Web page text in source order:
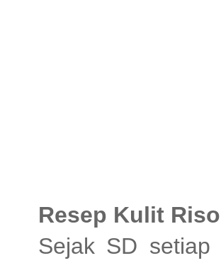
Resep Kulit
Sejak SD